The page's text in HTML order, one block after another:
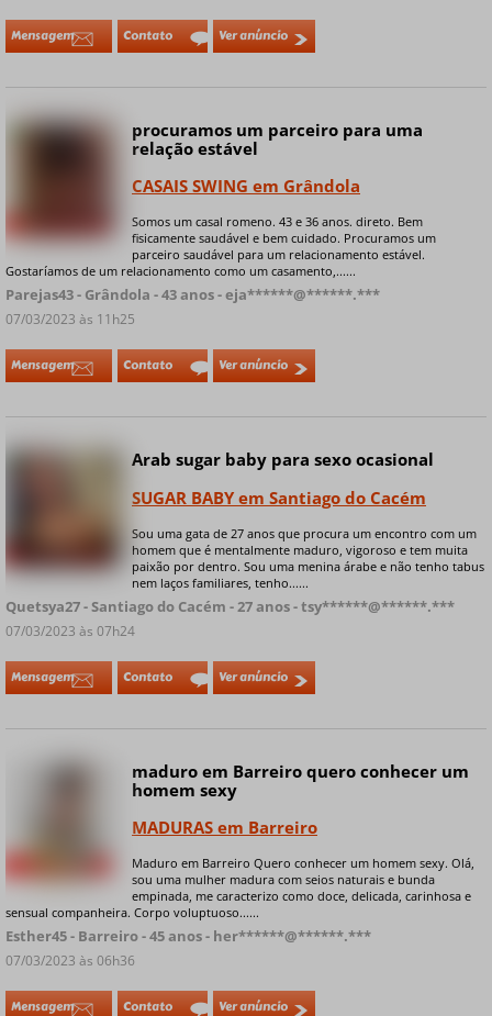
Mensagem Contato Ver anúncio
Online
+ 9 fotos privadas
procuramos um parceiro para uma
relação estável
CASAIS SWING em Grândola
Somos um casal romeno. 43 e 36 anos. direto. Bem
fisicamente saudável e bem cuidado. Procuramos um
parceiro saudável para um relacionamento estável.
Gostaríamos de um relacionamento como um casamento,......
Parejas43 - Grândola - 43 anos - eja******@******.***
07/03/2023 às 11h25
Mensagem Contato Ver anúncio
Arab sugar baby para sexo ocasional
SUGAR BABY em Santiago do Cacém
Sou uma gata de 27 anos que procura um encontro com um
homem que é mentalmente maduro, vigoroso e tem muita
paixão por dentro. Sou uma menina árabe e não tenho tabus
nem laços familiares, tenho......
Quetsya27 - Santiago do Cacém - 27 anos - tsy******@******.***
07/03/2023 às 07h24
Mensagem Contato Ver anúncio
maduro em Barreiro quero conhecer um
homem sexy
MADURAS em Barreiro
Maduro em Barreiro Quero conhecer um homem sexy. Olá,
sou uma mulher madura com seios naturais e bunda
empinada, me caracterizo como doce, delicada, carinhosa e
sensual companheira. Corpo voluptuoso......
Esther45 - Barreiro - 45 anos - her******@******.***
07/03/2023 às 06h36
Mensagem Contato Ver anúncio